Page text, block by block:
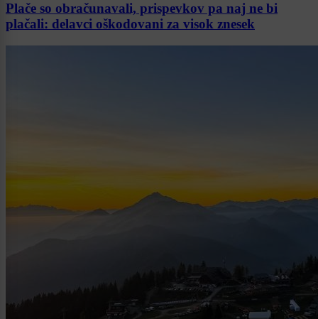
Plače so obračunavali, prispevkov pa naj ne bi
plačali: delavci oškodovani za visok znesek